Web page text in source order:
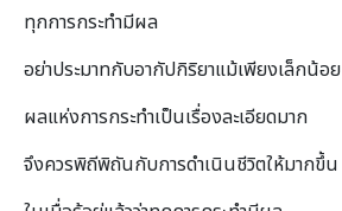
ทุกการกระทํามีผล
อย่าประมาทกับอากัปกิริยาแม้เพียงเล็กน้อย
ผลแห่งการกระทําเป็นเรื่องละเอียดมาก
จึงควรพิถีพิถันกับการดําเนินชีวิตให้มากขึ้น